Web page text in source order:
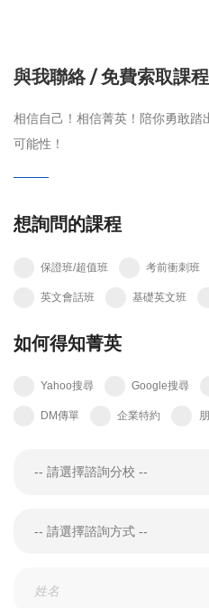
與我聯絡 / 免費索取課
相信自己！相信菁英！陪你勇敢踏
可能性！
想詢問的課程
保證班/超值班 考前衝刺班
英文會話班 基礎英文班
如何得知菁英
Yahoo搜尋 Google搜尋
DM傳單 企業特約